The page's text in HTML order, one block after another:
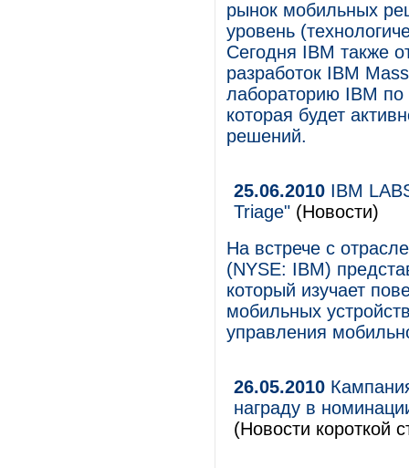
рынок мобильных
уровень
Сегодня IBM также
разработок IBM
лабораторию IBM по
которая будет
решений.
25.06.2010 IBM
Triage" (Новости)
На встрече с
(NYSE: IBM)
который изучает
мобильных
управления
26.05.2010
награду в
(Новости короткой